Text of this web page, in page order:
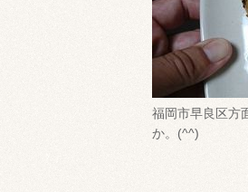
福岡市早良区方
か。(^^)